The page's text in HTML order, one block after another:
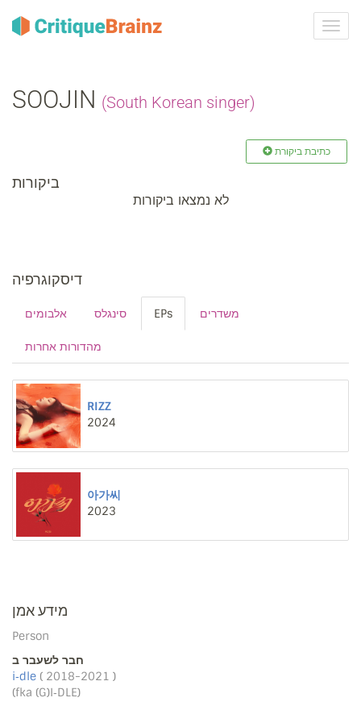
ברר
ניווט
SOOJIN (South Korean singer)
כתיבת ביקורת
ביקורות
לא נמצאו ביקורות
דיסקוגרפיה
אלבומים סינגלס EPs משדרים
מהדורות אחרות
RIZZ
2024
아가씨
2023
מידע אמן
Person
חבר לשעבר ב
i‐dle ( 2018-2021 )
(fka (G)I‐DLE)